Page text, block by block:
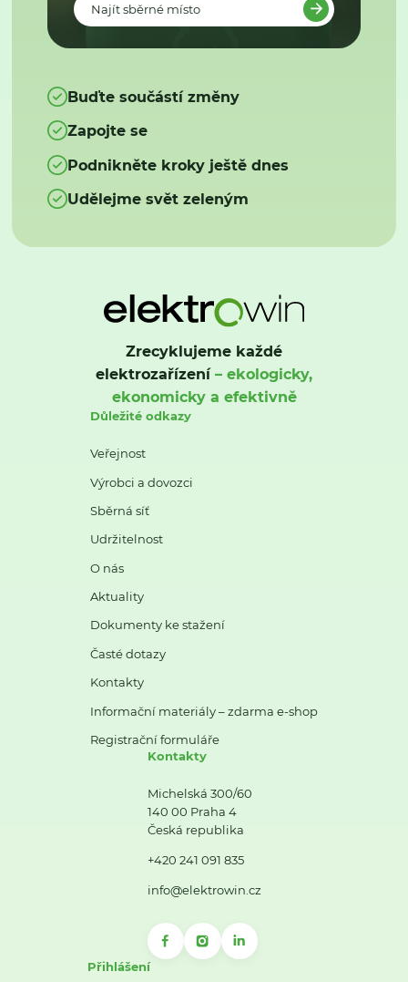
Najít sběrné místo
Buďte součástí změny
Zapojte se
Podnikněte kroky ještě dnes
Udělejme svět zeleným
Zrecyklujeme každé
elektrozařízení– ekologicky,
ekonomicky a efektivně
Důležité odkazy
Veřejnost
Výrobci a dovozci
Sběrná síť
Udržitelnost
O nás
Aktuality
Dokumenty ke stažení
Časté dotazy
Kontakty
Informační materiály – zdarma e-shop
Registrační formuláře
Kontakty
Michelská 300/60
140 00 Praha 4
Česká republika
+420 241 091 835
info@elektrowin.cz
Přihlášení